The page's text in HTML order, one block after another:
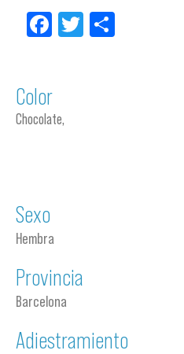
Facebook
Twitter
Color
Chocolate,
Sexo
Hembra
Provincia
Barcelona
Adiestramiento